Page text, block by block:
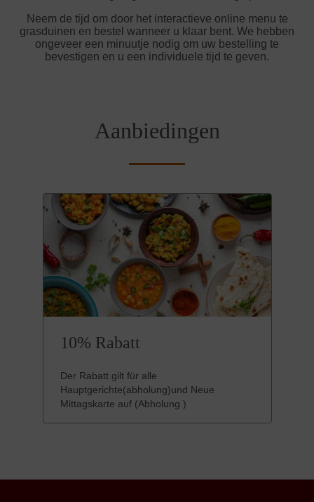
Neem de tijd om door het interactieve online menu te
grasduinen en bestel wanneer u klaar bent. We hebben
ongeveer een minuutje nodig om uw bestelling te
bevestigen en u een individuele tijd te geven.
Aanbiedingen
10% Rabatt
Der Rabatt gilt für alle
Hauptgerichte(abholung)und Neue
Mittagskarte auf (Abholung )